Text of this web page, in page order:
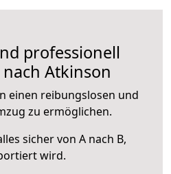
professionell
Atkinson
einen reibungslosen und
zu ermöglichen.
sicher von A nach B,
wird.